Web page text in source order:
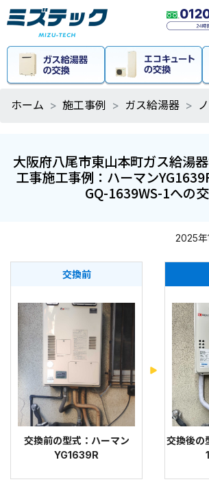
ホーム 施工事例 ガス給湯器
大阪府八尾市東山本町ガス給湯
工事施工事例：ハーマン
GQ-1639WS-1への
2025年
交換前
交換前の型式：ハーマン
YG1639R
交換後の